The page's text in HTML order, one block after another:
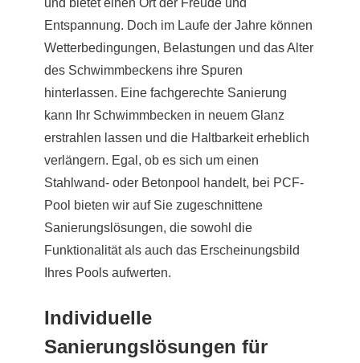
Entspannung. Doch im Laufe der Jahre können
Wetterbedingungen, Belastungen und das Alter
des Schwimmbeckens ihre Spuren
hinterlassen. Eine fachgerechte Sanierung
kann Ihr Schwimmbecken in neuem Glanz
erstrahlen lassen und die Haltbarkeit erheblich
verlängern. Egal, ob es sich um einen
Stahlwand- oder Betonpool handelt, bei PCF-
Pool bieten wir auf Sie zugeschnittene
Sanierungslösungen, die sowohl die
Funktionalität als auch das Erscheinungsbild
Ihres Pools aufwerten.
Individuelle
Sanierungslösungen für